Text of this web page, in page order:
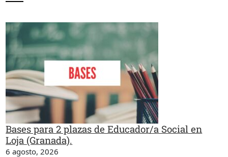
Bases para 2 plazas de Educador/a Social en
Loja (Granada).
6 agosto, 2026